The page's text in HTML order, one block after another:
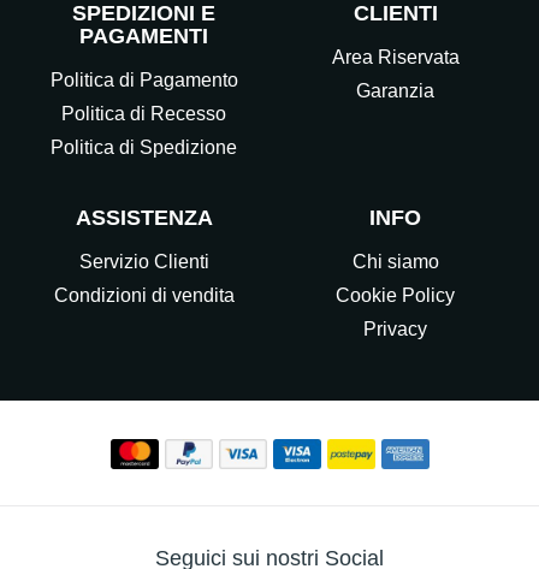
SPEDIZIONI E
PAGAMENTI
Politica di Pagamento
Politica di Recesso
Politica di Spedizione
CLIENTI
Area Riservata
Garanzia
ASSISTENZA
Servizio Clienti
Condizioni di vendita
INFO
Chi siamo
Cookie Policy
Privacy
Seguici sui nostri Social